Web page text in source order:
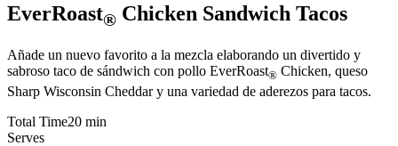
EverRoast® Chicken Sandwich Tacos
Añade un nuevo favorito a la mezcla elaborando un divertido y
sabroso taco de sándwich con pollo EverRoast® Chicken, queso
Sharp Wisconsin Cheddar y una variedad de aderezos para tacos.
Total Time20 min
Serves